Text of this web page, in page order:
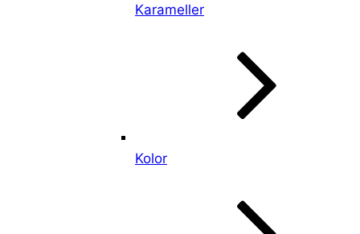
Karameller
Kolor